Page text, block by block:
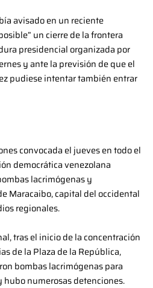
avisado en un reciente
un cierre de la frontera
presidencial organizada por
y ante la previsión de que el
pudiese intentar también entrar
convocada el jueves en todo el
democrática venezolana
lacrimógenas y
Maracaibo, capital del occidental
regionales.
tras el inicio de la concentración
de la Plaza de la República,
bombas lacrimógenas para
numerosas detenciones.